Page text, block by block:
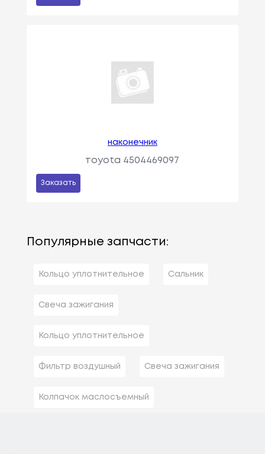
наконечник
тoyota 4504469097
Заказать
Популярные запчасти:
Кольцо уплотнительное Сальник
Свеча зажигания
Кольцо уплотнительное
Фильтр воздушный Свеча зажигания
Колпачок маслосъемный